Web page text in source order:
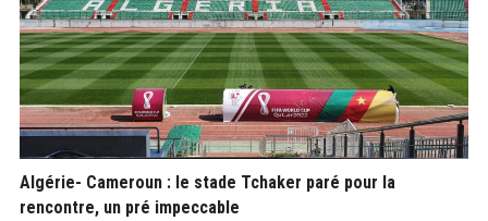
Algérie- Cameroun : le stade Tchaker paré pour la
rencontre, un pré impeccable